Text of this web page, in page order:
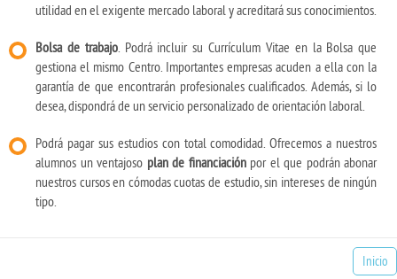
utilidad en el exigente mercado laboral y acreditará sus conocimientos.
Bolsa de trabajo. Podrá incluir su Currículum Vitae en la Bolsa que
gestiona el mismo Centro. Importantes empresas acuden a ella con la
garantía de que encontrarán profesionales cualificados. Además, si lo
desea, dispondrá de un servicio personalizado de orientación laboral.
Podrá pagar sus estudios con total comodidad. Ofrecemos a nuestros
alumnos un ventajoso plan de financiaciónpor el que podrán abonar
nuestros cursos en cómodas cuotas de estudio, sin intereses de ningún
tipo.
Inicio